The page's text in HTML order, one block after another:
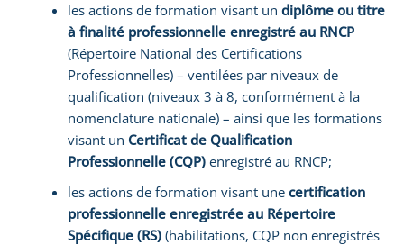
les actions de formation visant un diplôme ou titre
à finalité professionnelle enregistré au RNCP
(Répertoire National des Certifications
Professionnelles) – ventilées par niveaux de
qualification (niveaux 3 à 8, conformément à la
nomenclature nationale) – ainsi que les formations
visant un Certificat de Qualification
Professionnelle (CQP) enregistré au RNCP;
les actions de formation visant une certification
professionnelle enregistrée au Répertoire
Spécifique (RS) (habilitations, CQP non enregistrés